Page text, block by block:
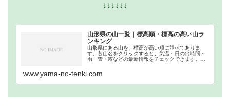
↓↓↓↓↓↓
山形県の山一覧｜標高順・標高の高い山ラ
ンキング
山形県にある山を、標高が高い順に並べてありま
す。各山名をクリックすると、気温・日の出時間・
雨・雪・霧などの最新情報をチェックできます。山
www.yama-no-tenki.com